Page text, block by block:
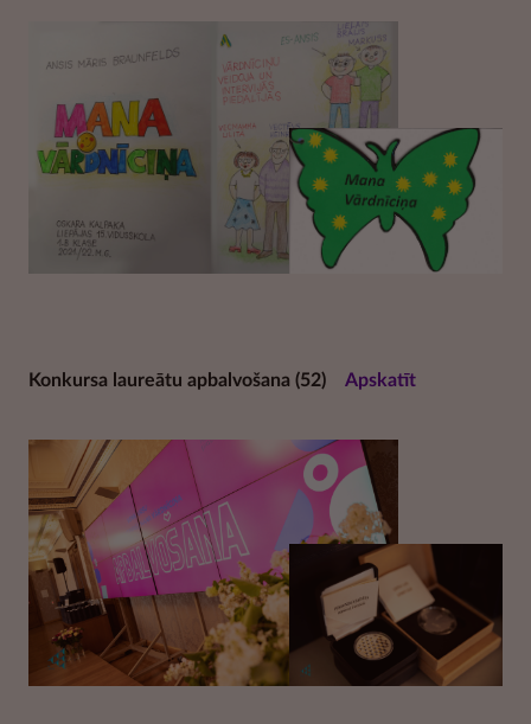
Konkursa laureātu apbalvošana (52) Apskatīt